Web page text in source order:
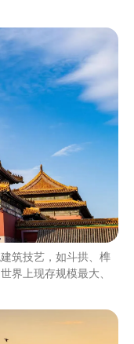
筑技艺，如斗拱、榫
界上现存规模最大、